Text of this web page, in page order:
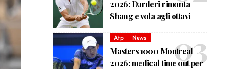
2026: Darderi rimonta
Shang e vola agli ottavi
Atp News
Masters 1000 Montreal
2026: medical time out per